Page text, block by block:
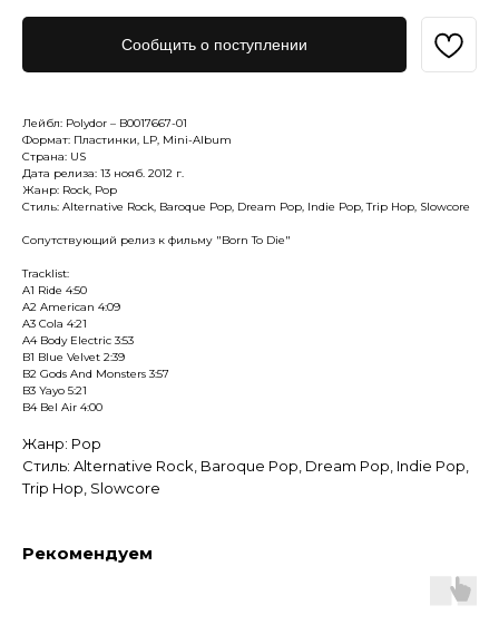
Сообщить о поступлении
Лейбл: Polydor – B0017667-01
Формат: Пластинки, LP, Mini-Album
Страна: US
Дата релиза: 13 нояб. 2012 г.
Жанр: Rock, Pop
Стиль: Alternative Rock, Baroque Pop, Dream Pop, Indie Pop, Trip Hop, Slowcore
Сопутствующий релиз к фильму "Born To Die"
Tracklist:
A1 Ride 4:50
A2 American 4:09
A3 Cola 4:21
A4 Body Electric 3:53
B1 Blue Velvet 2:39
B2 Gods And Monsters 3:57
B3 Yayo 5:21
B4 Bel Air 4:00
Жанр: Pop
Стиль: Alternative Rock, Baroque Pop, Dream Pop, Indie Pop,
Trip Hop, Slowcore
Рекомендуем